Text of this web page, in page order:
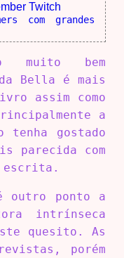
Twitch
com grandes
muito bem
Bella é mais
assim como
a
tenha gostado
parecida com
escrita.
outro ponto a
intrínseca
quesito. As
porém